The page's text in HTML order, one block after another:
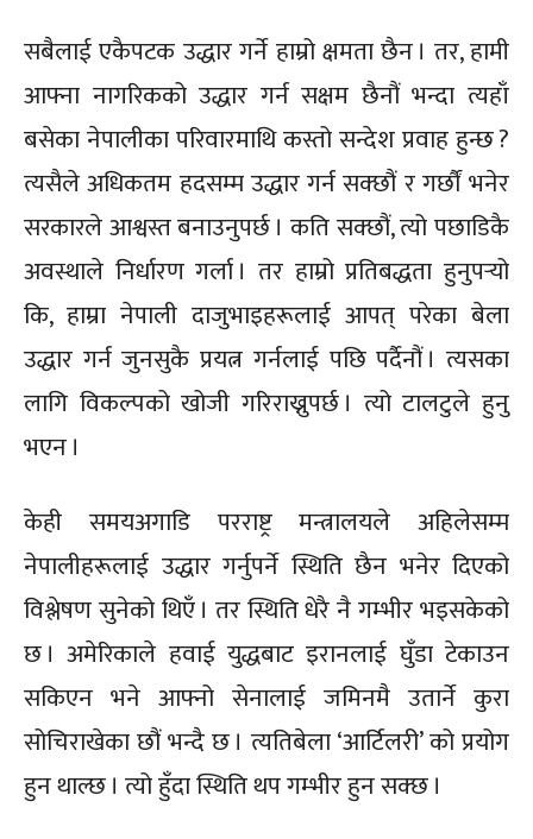
सबैलाई एकैपटक उद्धार गर्ने हाम्रो क्षमता छैन । तर, हामी
आफ्ना नागरिकको उद्धार गर्न सक्षम छैनौं भन्दा त्यहाँ
बसेका नेपालीका परिवारमाथि कस्तो सन्देश प्रवाह हुन्छ ?
त्यसैले अधिकतम हदसम्म उद्धार गर्न सक्छौं र गर्छौं भनेर
सरकारले आश्वस्त बनाउनुपर्छ । कति सक्छौं, त्यो पछाडिकै
अवस्थाले निर्धारण गर्ला । तर हाम्रो प्रतिबद्धता हुनुपर्‍यो
कि, हाम्रा नेपाली दाजुभाइहरूलाई आपत् परेका बेला
उद्धार गर्न जुनसुकै प्रयत्न गर्नलाई पछि पर्दैनौं । त्यसका
लागि विकल्पको खोजी गरिराख्नुपर्छ । त्यो टालटुले हुनु
भएन ।
केही समयअगाडि परराष्ट्र मन्त्रालयले अहिलेसम्म
नेपालीहरूलाई उद्धार गर्नुपर्ने स्थिति छैन भनेर दिएको
विश्लेषण सुनेको थिएँ । तर स्थिति धेरै नै गम्भीर भइसकेको
छ । अमेरिकाले हवाई युद्धबाट इरानलाई घुँडा टेकाउन
सकिएन भने आफ्नो सेनालाई जमिनमै उतार्ने कुरा
सोचिराखेका छौं भन्दै छ । त्यतिबेला ‘आर्टिलरी’ को प्रयोग
हुन थाल्छ । त्यो हुँदा स्थिति थप गम्भीर हुन सक्छ ।